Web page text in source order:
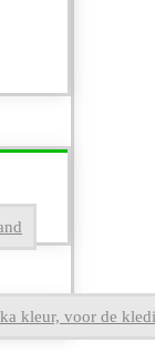
kleur, voor de